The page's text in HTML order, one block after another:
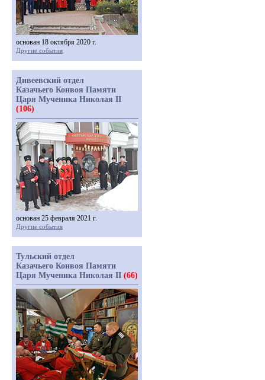
основан 18 октября 2020 г.
Другие события
Дивеевский отдел
Казачьего Конвоя Памяти
Царя Мученика Николая II
(106)
основан 25 февраля 2021 г.
Другие события
Тульский отдел
Казачьего Конвоя Памяти
Царя Мученика Николая II (66)